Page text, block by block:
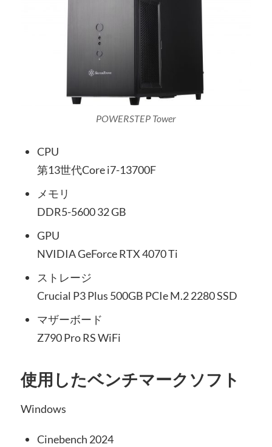
POWERSTEP Tower
CPU
第13世代Core i7-13700F
メモリ
DDR5-5600 32 GB
GPU
NVIDIA GeForce RTX 4070 Ti
ストレージ
Crucial P3 Plus 500GB PCIe M.2 2280 SSD
マザーボード
Z790 Pro RS WiFi
使用したベンチマークソフト
Windows
Cinebench 2024